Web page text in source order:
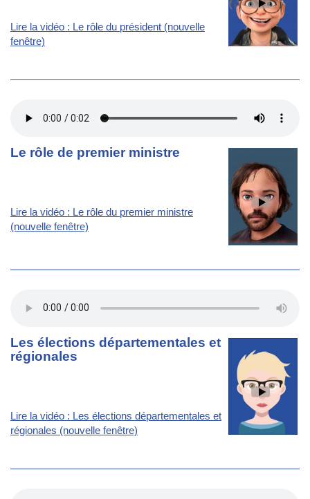
Lire la vidéo : Le rôle du président (nouvelle
fenêtre)
Le rôle de premier ministre
Lire la vidéo : Le rôle du premier ministre
(nouvelle fenêtre)
Les élections départementales et
régionales
Lire la vidéo : Les élections départementales et
régionales (nouvelle fenêtre)